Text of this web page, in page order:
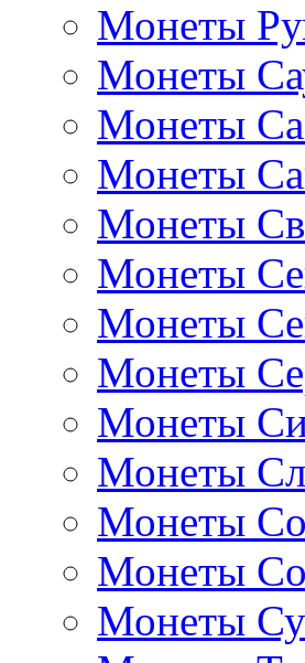
Монеты
Монеты
Монеты
Монеты
Монеты
Монеты
Монеты
Монеты
Монеты
Монеты
Монеты
Монеты
Монеты